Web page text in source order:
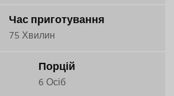
Час приготування
75 Хвилин
Порцій
6 Осіб